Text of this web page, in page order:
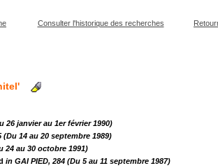
Consulter l'historique des recherches
26 janvier au 1er février 1990)
(Du 14 au 20 septembre 1989)
24 au 30 octobre 1991)
in GAI PIED, 284 (Du 5 au 11 septembre 1987)